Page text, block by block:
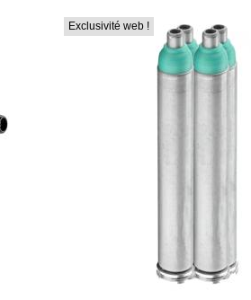
Exclusivité web !